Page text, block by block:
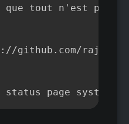
que tout n'est pas
github.com/
status page system